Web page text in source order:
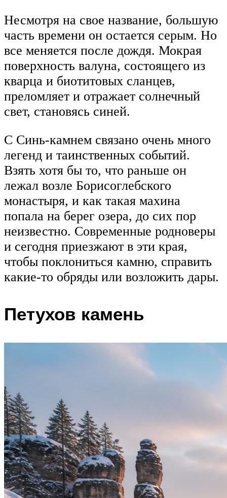
Несмотря на свое название, большую
часть времени он остается серым. Но
все меняется после дождя. Мокрая
поверхность валуна, состоящего из
кварца и биотитовых сланцев,
преломляет и отражает солнечный
свет, становясь синей.
С Синь-камнем связано очень много
легенд и таинственных событий.
Взять хотя бы то, что раньше он
лежал возле Борисоглебского
монастыря, и как такая махина
попала на берег озера, до сих пор
неизвестно. Современные родноверы
и сегодня приезжают в эти края,
чтобы поклониться камню, справить
какие-то обряды или возложить дары.
Петухов камень